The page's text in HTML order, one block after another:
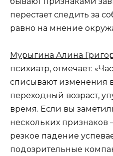
перестает следить за
равно на мнение
Мурыгина Алина
психиатр, отмечает:
списывают изменения
переходный возраст,
время. Если вы
нескольких признаков
резкое падение
подозрительные